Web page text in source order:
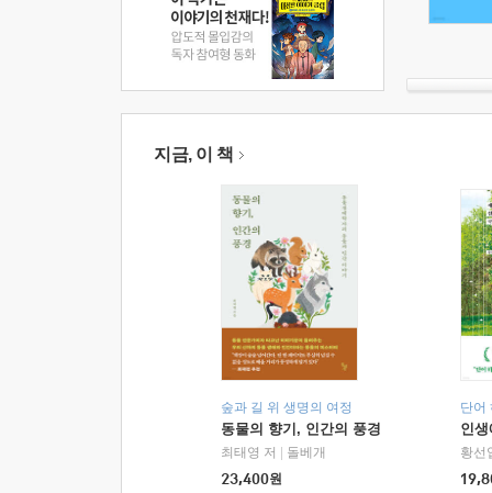
지금, 이 책
숲과 길 위 생명의 여정
동물의 향기, 인간의 풍경
최태영 저
돌베개
23,400원
단어
인
황선